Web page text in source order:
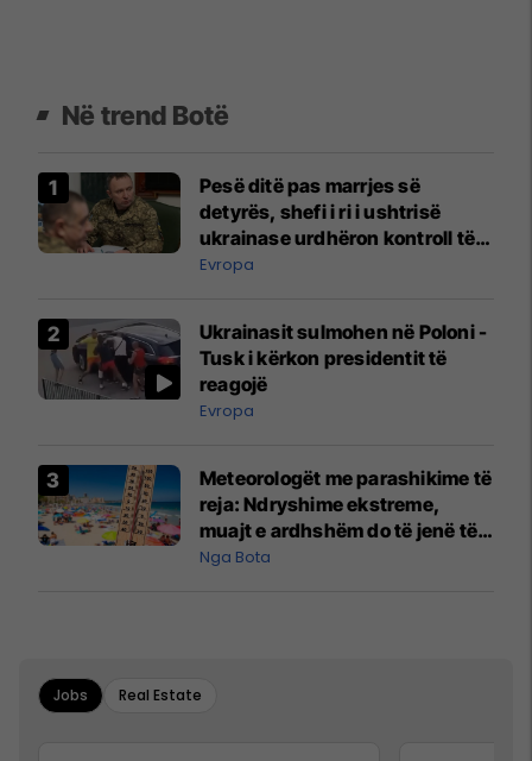
Në trend Botë
Pesë ditë pas marrjes së
detyrës, shefi i ri i ushtrisë
ukrainase urdhëron kontroll të
madh
Evropa
Ukrainasit sulmohen në Poloni -
Tusk i kërkon presidentit të
reagojë
Evropa
Meteorologët me parashikime të
reja: Ndryshime ekstreme,
muajt e ardhshëm do të jenë të
pazakontë
Nga Bota
Jobs Real Estate